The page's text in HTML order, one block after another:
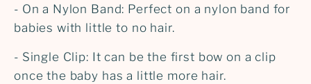
- On a Nylon Band: Perfect on a nylon band for
babies with little to no hair.
- Single Clip: It can be the first bow on a clip
once the baby has a little more hair.